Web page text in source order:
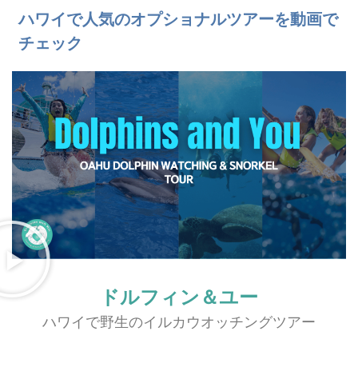
ハワイで人気のオプショナルツアーを動画で
チェック
ドルフィン＆ユー
ハワイで野生のイルカウオッチングツアー